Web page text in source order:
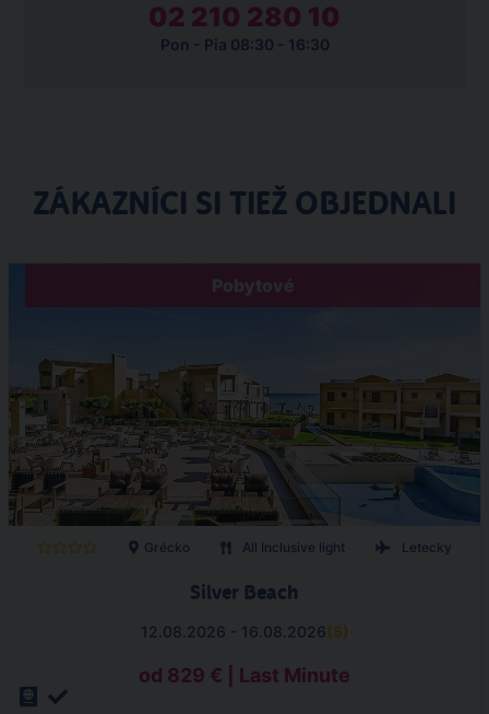
02 210 280 10
Pon - Pia 08:30 - 16:30
ZÁKAZNÍCI SI TIEŽ OBJEDNALI
Pobytové
Grécko All Inclusive light Letecky
Silver Beach
12.08.2026 - 16.08.2026(5)
od 829 € | Last Minute